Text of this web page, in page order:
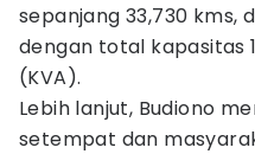
sepanjang 33,730 kms,
dengan total kapasitas
(KVA).
Lebih lanjut, Budiono
setempat dan